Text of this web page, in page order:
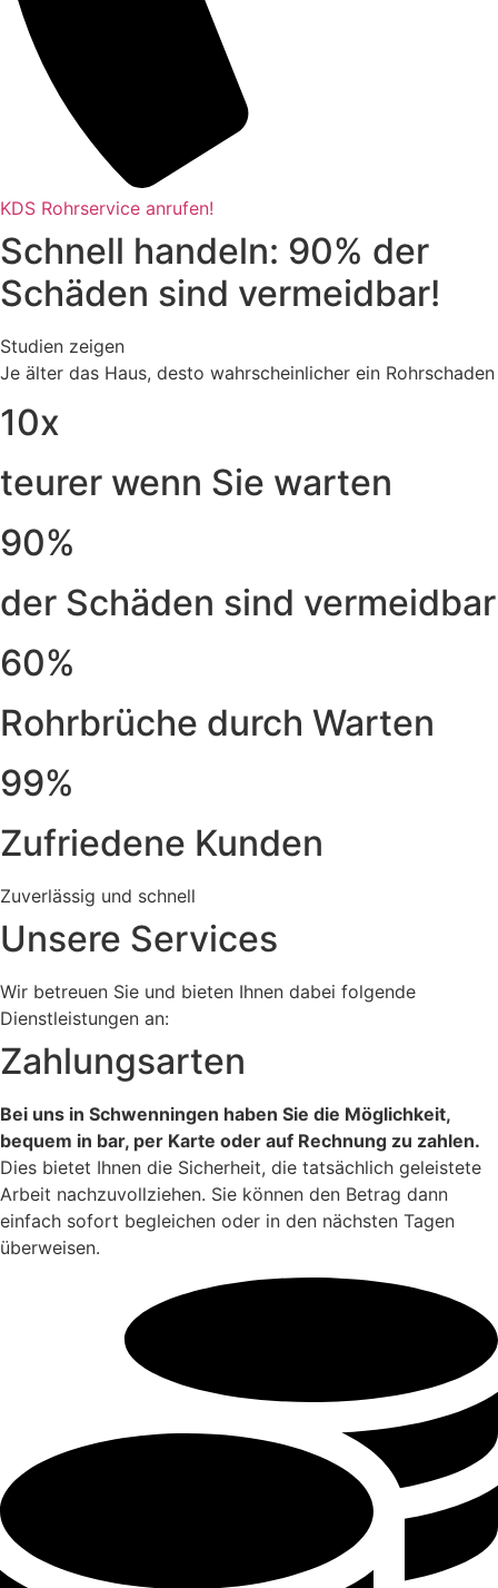
KDS Rohrservice anrufen!
Schnell handeln: 90% der
Schäden sind vermeidbar!
Studien zeigen
Je älter das Haus, desto wahrscheinlicher ein Rohrschaden
10x
teurer wenn Sie warten
90%
der Schäden sind vermeidbar
60%
Rohrbrüche durch Warten
99%
Zufriedene Kunden
Zuverlässig und schnell
Unsere Services
Wir betreuen Sie und bieten Ihnen dabei folgende
Dienstleistungen an:
Zahlungsarten
Bei uns in Schwenningen haben Sie die Möglichkeit,
bequem in bar, per Karte oder auf Rechnung zu zahlen.
Dies bietet Ihnen die Sicherheit, die tatsächlich geleistete
Arbeit nachzuvollziehen. Sie können den Betrag dann
einfach sofort begleichen oder in den nächsten Tagen
überweisen.